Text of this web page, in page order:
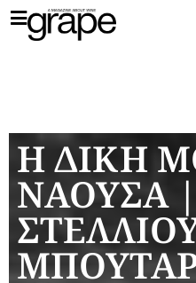
Η ΔΙΚΗ
ΝΑΟΥΣΑ